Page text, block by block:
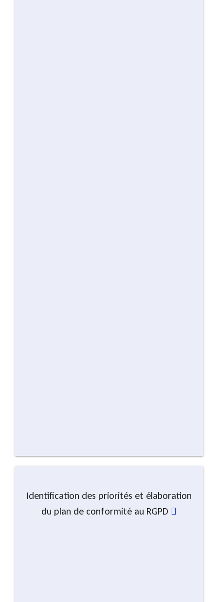
Identification des priorités et élaboration
du plan de conformité au RGPD